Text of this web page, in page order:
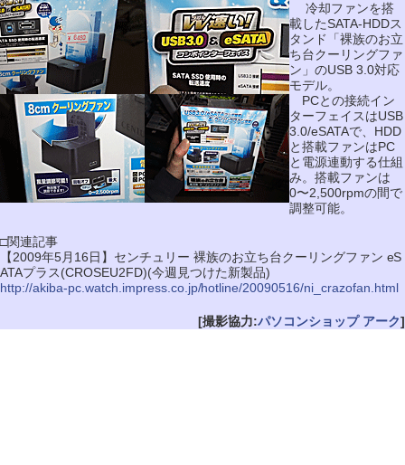
冷却ファンを搭
載したSATA-HDDス
タンド「裸族のお立
ち台クーリングファ
ン」のUSB 3.0対応
モデル。
PCとの接続イン
ターフェイスはUSB
3.0/eSATAで、HDD
と搭載ファンはPC
と電源連動する仕組
み。搭載ファンは
0〜2,500rpmの間で
調整可能。
□関連記事
【2009年5月16日】センチュリー 裸族のお立ち台クーリングファン eS
ATAプラス(CROSEU2FD)(今週見つけた新製品)
http://akiba-pc.watch.impress.co.jp/hotline/20090516/ni_crazofan.html
[撮影協力:パソコンショップ アーク]